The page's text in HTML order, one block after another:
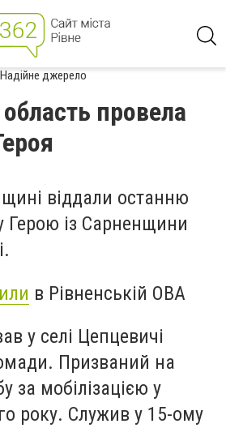
Надійне джерело
провела
віддали останню
Герою із Сарненщини
в Рівненській ОВА
у селі Цепцевичі
Призваний на
за мобілізацією у
року. Служив у 15-ому